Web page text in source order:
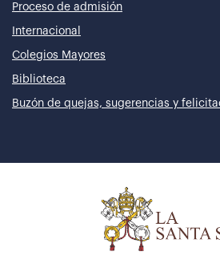
Proceso de admisión
Internacional
Colegios Mayores
Biblioteca
Buzón de quejas, sugerencias y